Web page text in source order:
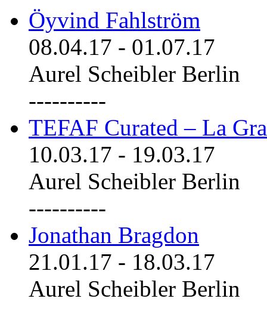
Öyvind Fahlström
08.04.17 - 01.07.17
Aurel Scheibler Berlin
----------
TEFAF Curated – La
10.03.17 - 19.03.17
Aurel Scheibler Berlin
----------
Jonathan Bragdon
21.01.17 - 18.03.17
Aurel Scheibler Berlin